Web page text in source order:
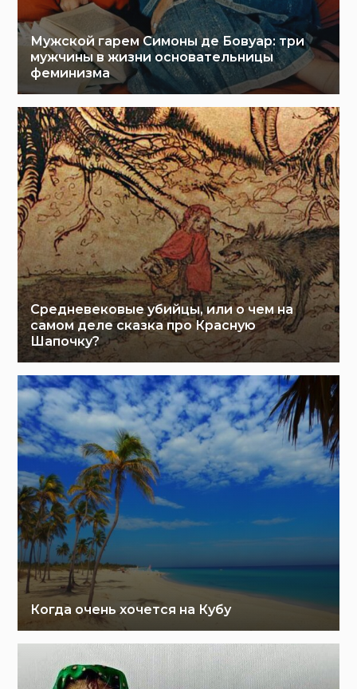
Мужской гарем Симоны де Бовуар: три
мужчины в жизни основательницы
феминизма
Средневековые убийцы, или о чем на
самом деле сказка про Красную
Шапочку?
Когда очень хочется на Кубу